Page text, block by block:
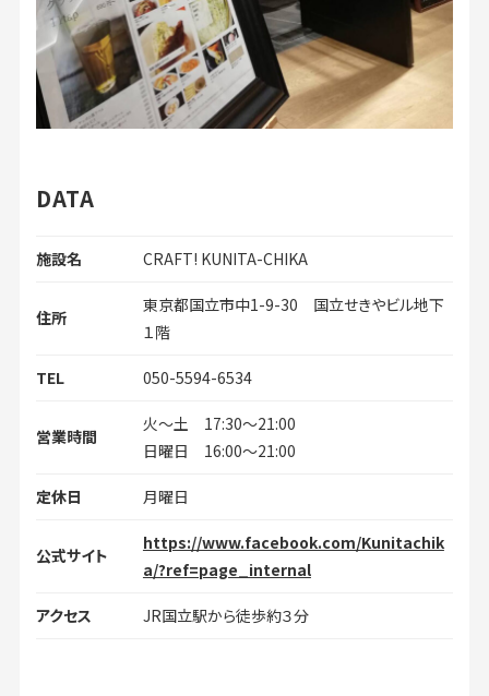
DATA
施設名 CRAFT! KUNITA-CHIKA
住所
東京都国立市中1-9-30 国立せきやビル地下
１階
TEL 050-5594-6534
営業時間
火～土 17:30〜21:00
日曜日 16:00～21:00
定休日 月曜日
公式サイト
https://www.facebook.com/Kunitachik
a/?ref=page_internal
アクセス JR国立駅から徒歩約３分